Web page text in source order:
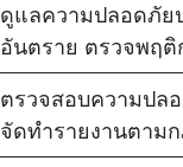
ดูแลความปลอดภัย
อันตราย ตรวจพฤ
ตรวจสอบความปล
จัดทำรายงานตาม